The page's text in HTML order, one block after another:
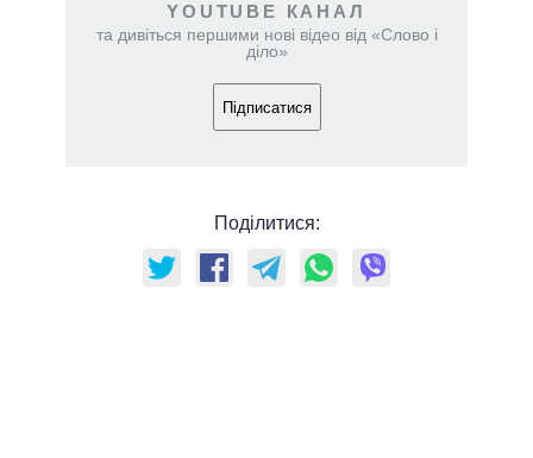
YOUTUBE КАНАЛ
та дивіться першими нові відео від «Слово і
діло»
Підписатися
Поділитися: